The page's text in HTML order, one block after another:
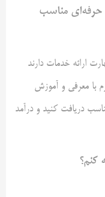
حرفه‌ای مناسب
ارائه خدمات دارند
با معرفی و آموزش
دریافت کنید و درآمد
کنم؟